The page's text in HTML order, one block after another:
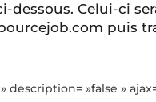
dessous. Celui-ci
puis
description= »false »